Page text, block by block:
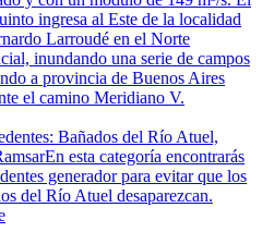
ingresa al Este de la localidad
Larroudé en el Norte
inundando una serie de campos
a provincia de Buenos Aires
el camino Meridiano V.
Bañados del Río Atuel,
En esta categoría encontrarás
generador para evitar que los
del Río Atuel desaparezcan.